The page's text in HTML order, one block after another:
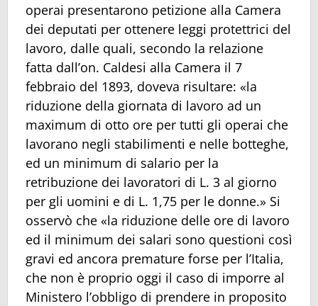
operai presentarono petizione alla Camera
dei deputati per ottenere leggi protettrici del
lavoro, dalle quali, secondo la relazione
fatta dall’on. Caldesi alla Camera il 7
febbraio del 1893, doveva risultare: «la
riduzione della giornata di lavoro ad un
maximum di otto ore per tutti gli operai che
lavorano negli stabilimenti e nelle botteghe,
ed un minimum di salario per la
retribuzione dei lavoratori di L. 3 al giorno
per gli uomini e di L. 1,75 per le donne.» Si
osservò che «la riduzione delle ore di lavoro
ed il minimum dei salari sono questioni così
gravi ed ancora premature forse per l’Italia,
che non è proprio oggi il caso di imporre al
Ministero l’obbligo di prendere in proposito